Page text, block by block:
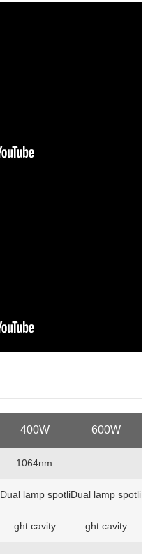
400W 600W
1064nm
Dual lamp spotli
ght cavity
Dual lamp spotli
ght cavity